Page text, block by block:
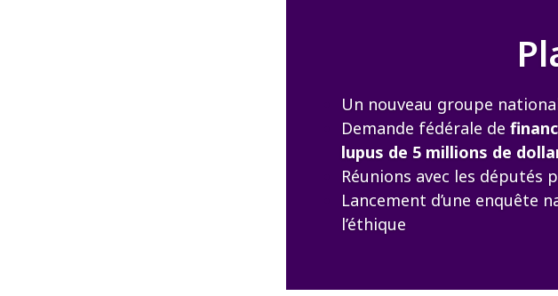
Un nouveau groupe
Demande fédérale de
lupus de 5 millions de
Réunions avec les députés
Lancement d’une enquête
l’éthique